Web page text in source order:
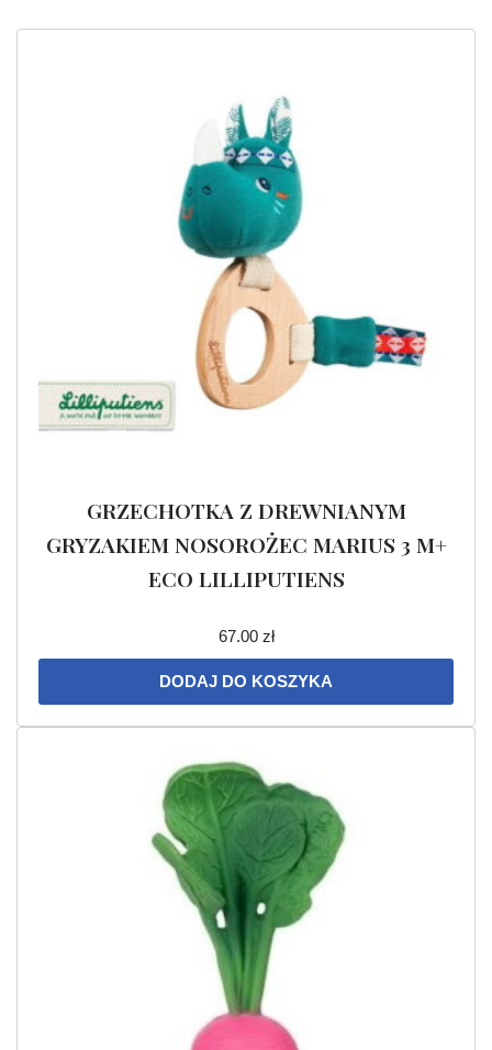
GRZECHOTKA Z DREWNIANYM
GRYZAKIEM NOSOROŻEC MARIUS 3 M+
ECO LILLIPUTIENS
67.00 zł
DODAJ DO KOSZYKA